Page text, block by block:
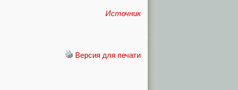
Источник
Версия для печати